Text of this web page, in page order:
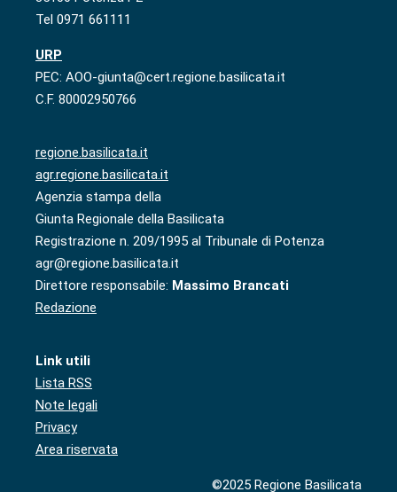
Tel 0971 661111
URP
PEC: AOO-giunta@cert.regione.basilicata.it
C.F. 80002950766
regione.basilicata.it
agr.regione.basilicata.it
Agenzia stampa della
Giunta Regionale della Basilicata
Registrazione n. 209/1995 al Tribunale di Potenza
agr@regione.basilicata.it
Direttore responsabile: Massimo Brancati
Redazione
Link utili
Lista RSS
Note legali
Privacy
Area riservata
©2025 Regione Basilicata